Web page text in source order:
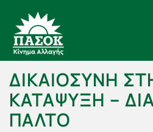
ΔΙΚΑΙΟΣΥΝΗ
ΚΑΤΑΨΥΞΗ –
ΠΑΛΤΟ